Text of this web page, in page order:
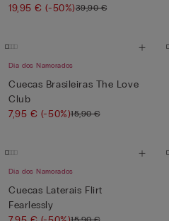
19,95 €(-50%)39,90 €
Dia dos Namorados
Cuecas Brasileiras The Love
Club
7,95 € (-50%)15,90 €
Dia dos Namorados
Cuecas Laterais Flirt
Fearlessly